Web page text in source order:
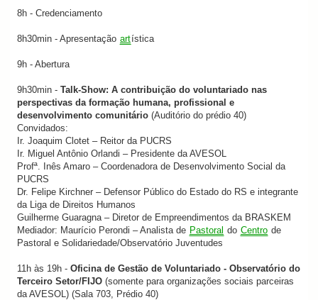
8h - Credenciamento
8h30min - Apresentação artística
9h - Abertura
9h30min - Talk-Show: A contribuição do voluntariado nas
perspectivas da formação humana, profissional e
desenvolvimento comunitário (Auditório do prédio 40)
Convidados:
Ir. Joaquim Clotet – Reitor da PUCRS
Ir. Miguel Antônio Orlandi – Presidente da AVESOL
Profª. Inês Amaro – Coordenadora de Desenvolvimento Social da
PUCRS
Dr. Felipe Kirchner – Defensor Público do Estado do RS e integrante
da Liga de Direitos Humanos
Guilherme Guaragna – Diretor de Empreendimentos da BRASKEM
Mediador: Maurício Perondi – Analista de Pastoral do Centro de
Pastoral e Solidariedade/Observatório Juventudes
11h às 19h - Oficina de Gestão de Voluntariado - Observatório do
Terceiro Setor/FIJO (somente para organizações sociais parceiras
da AVESOL) (Sala 703, Prédio 40)